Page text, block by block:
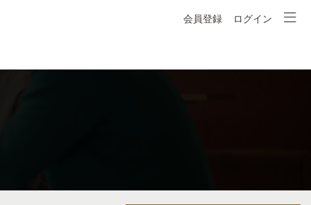
会員登録 ログイン